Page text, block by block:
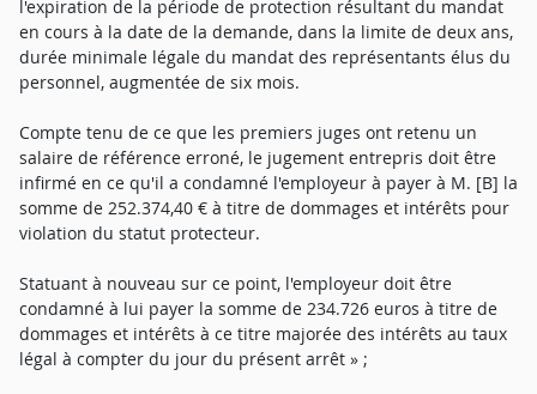
l'expiration de la période de protection résultant du mandat
en cours à la date de la demande, dans la limite de deux ans,
durée minimale légale du mandat des représentants élus du
personnel, augmentée de six mois.
Compte tenu de ce que les premiers juges ont retenu un
salaire de référence erroné, le jugement entrepris doit être
infirmé en ce qu'il a condamné l'employeur à payer à M. [B] la
somme de 252.374,40 € à titre de dommages et intérêts pour
violation du statut protecteur.
Statuant à nouveau sur ce point, l'employeur doit être
condamné à lui payer la somme de 234.726 euros à titre de
dommages et intérêts à ce titre majorée des intérêts au taux
légal à compter du jour du présent arrêt » ;